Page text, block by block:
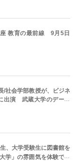
座 教育の最前線 9月5日
/社会学部教授が、ビジネ
出演 武蔵大学のデータ
ています
、大学受験生に図書館を
学」の雰囲気を体験でき